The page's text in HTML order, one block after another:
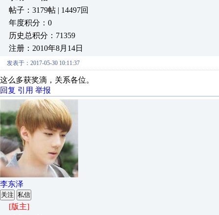
帖子：3179帖 | 14497回
年度积分：0
历史总积分：71359
注册：2010年8月14日
发表于：2017-05-30 10:11:37
这么多获奖滴，关系各位。
回复 引用 举报
李东泽
关注 私信
[版主]